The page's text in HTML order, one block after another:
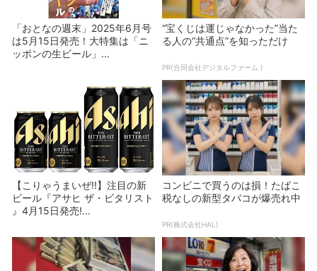
「おとなの週末」2025年6月号
は5月15日発売！大特集は「ニ
ッポンの生ビール」...
“宝くじは運じゃなかった”当た
る人の“共通点”を知っただけ
PR(合同会社デジタルファーム )
【こりゃうまいぜ!!】注目の新
ビール『アサヒ ザ・ビタリスト
』4月15日発売!...
コンビニで買うのは損！たばこ
税なしの新型タバコが爆売れ中
PR(株式会社HAL)